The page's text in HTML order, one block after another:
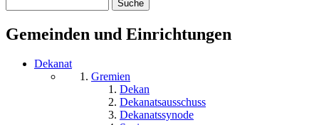
Gemeinden und Einrichtungen
Dekanat
Gremien
Dekan
Dekanatsausschuss
Dekanatssynode